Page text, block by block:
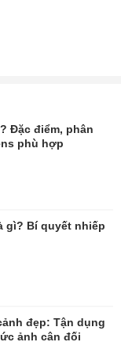
Đặc điểm, phân
phù hợp
gì? Bí quyết nhiếp
đẹp: Tận dụng
ảnh cân đối